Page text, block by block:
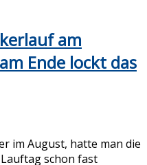
am
Ende lockt das
im August, hatte man die
schon fast